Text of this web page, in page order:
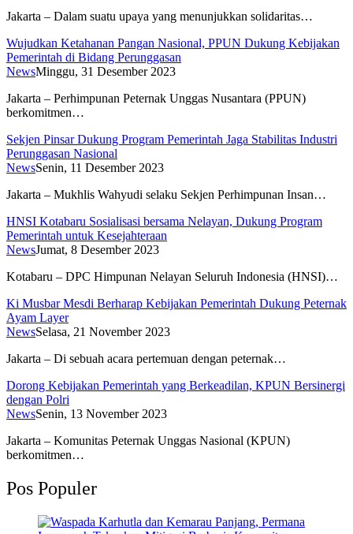
Jakarta – Dalam suatu upaya yang menunjukkan solidaritas…
Wujudkan Ketahanan Pangan Nasional, PPUN Dukung Kebijakan
Pemerintah di Bidang Perunggasan
NewsMinggu, 31 Desember 2023
Jakarta – Perhimpunan Peternak Unggas Nusantara (PPUN)
berkomitmen…
Sekjen Pinsar Dukung Program Pemerintah Jaga Stabilitas Industri
Perunggasan Nasional
NewsSenin, 11 Desember 2023
Jakarta – Mukhlis Wahyudi selaku Sekjen Perhimpunan Insan…
HNSI Kotabaru Sosialisasi bersama Nelayan, Dukung Program
Pemerintah untuk Kesejahteraan
NewsJumat, 8 Desember 2023
Kotabaru – DPC Himpunan Nelayan Seluruh Indonesia (HNSI)…
Ki Musbar Mesdi Berharap Kebijakan Pemerintah Dukung Peternak
Ayam Layer
NewsSelasa, 21 November 2023
Jakarta – Di sebuah acara pertemuan dengan peternak…
Dorong Kebijakan Pemerintah yang Berkeadilan, KPUN Bersinergi
dengan Polri
NewsSenin, 13 November 2023
Jakarta – Komunitas Peternak Unggas Nasional (KPUN)
berkomitmen…
Pos Populer